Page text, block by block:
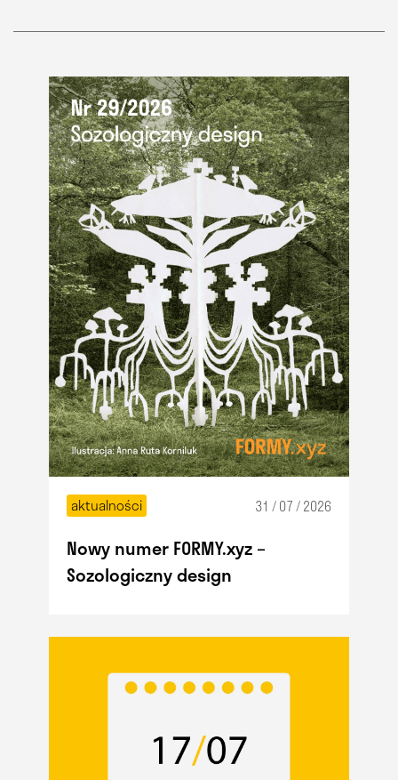
aktualności 31 / 07 / 2026
Nowy numer FORMY.xyz –
Sozologiczny design